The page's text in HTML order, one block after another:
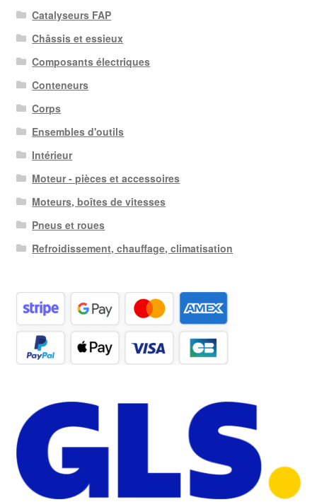
Catalyseurs FAP
Châssis et essieux
Composants électriques
Conteneurs
Corps
Ensembles d'outils
Intérieur
Moteur - pièces et accessoires
Moteurs, boîtes de vitesses
Pneus et roues
Refroidissement, chauffage, climatisation